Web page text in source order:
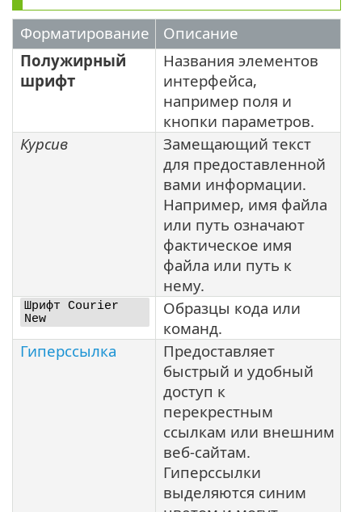
Форматирование
Описание
Полужирный
шрифт
Названия элементов
интерфейса,
например поля и
кнопки параметров.
Курсив
Замещающий текст
для предоставленной
вами информации.
Например, имя файла
или путь означают
фактическое имя
файла или путь к
нему.
Шрифт Courier
New
Образцы кода или
команд.
Гиперссылка
Предоставляет
быстрый и удобный
доступ к
перекрестным
ссылкам или внешним
веб-сайтам.
Гиперссылки
выделяются синим